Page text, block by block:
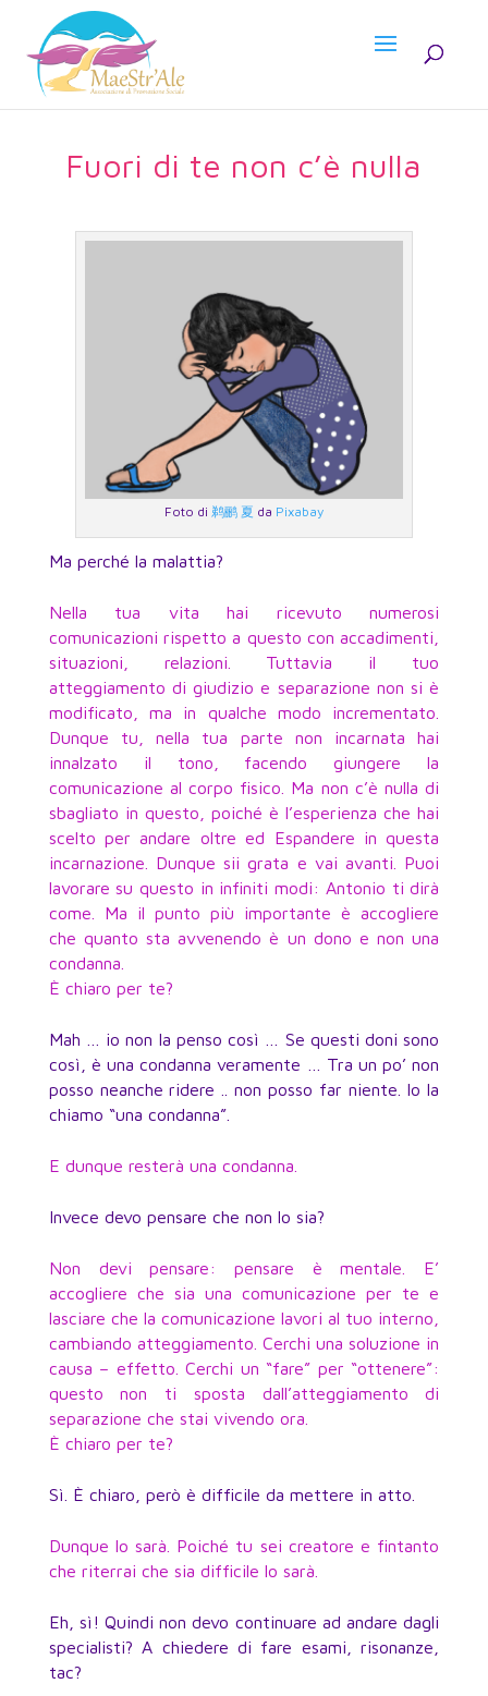
Fuori di te non c’è nulla
Foto di 鹈鹂 夏 da Pixabay
Ma perché la malattia?
Nella tua vita hai ricevuto numerosi
comunicazioni rispetto a questo con accadimenti,
situazioni, relazioni. Tuttavia il tuo
atteggiamento di giudizio e separazione non si è
modificato, ma in qualche modo incrementato.
Dunque tu, nella tua parte non incarnata hai
innalzato il tono, facendo giungere la
comunicazione al corpo fisico. Ma non c’è nulla di
sbagliato in questo, poiché è l’esperienza che hai
scelto per andare oltre ed Espandere in questa
incarnazione. Dunque sii grata e vai avanti. Puoi
lavorare su questo in infiniti modi: Antonio ti dirà
come. Ma il punto più importante è accogliere
che quanto sta avvenendo è un dono e non una
condanna.
È chiaro per te?
Mah … io non la penso così … Se questi doni sono
così, è una condanna veramente … Tra un po’ non
posso neanche ridere .. non posso far niente. Io la
chiamo “una condanna”.
E dunque resterà una condanna.
Invece devo pensare che non lo sia?
Non devi pensare: pensare è mentale. E’
accogliere che sia una comunicazione per te e
lasciare che la comunicazione lavori al tuo interno,
cambiando atteggiamento. Cerchi una soluzione in
causa – effetto. Cerchi un “fare” per “ottenere”:
questo non ti sposta dall’atteggiamento di
separazione che stai vivendo ora.
È chiaro per te?
Sì. È chiaro, però è difficile da mettere in atto.
Dunque lo sarà. Poiché tu sei creatore e fintanto
che riterrai che sia difficile lo sarà.
Eh, sì! Quindi non devo continuare ad andare dagli
specialisti? A chiedere di fare esami, risonanze,
tac?